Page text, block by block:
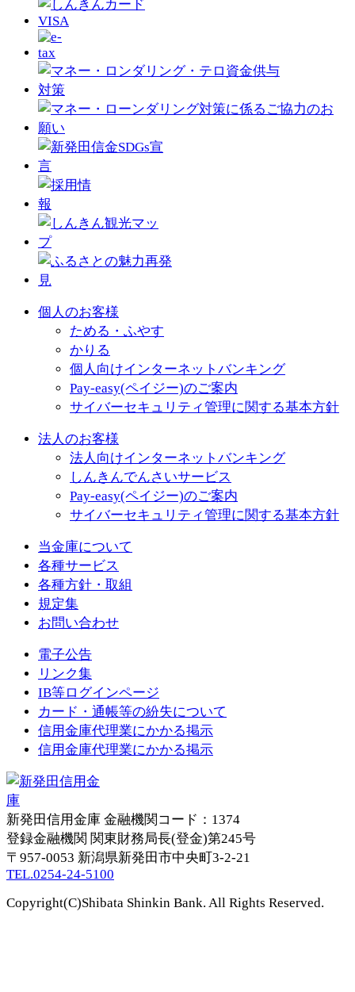
個人のお客様
ためる・ふやす
かりる
個人向けインターネットバンキング
Pay-easy(ペイジー)のご案内
サイバーセキュリティ管理に関する基本方針
法人のお客様
法人向けインターネットバンキング
しんきんでんさいサービス
Pay-easy(ペイジー)のご案内
サイバーセキュリティ管理に関する基本方針
当金庫について
各種サービス
各種方針・取組
規定集
お問い合わせ
電子公告
リンク集
IB等ログインページ
カード・通帳等の紛失について
信用金庫代理業にかかる掲示
信用金庫代理業にかかる掲示
新発田信用金庫 金融機関コード：1374
登録金融機関 関東財務局長(登金)第245号
〒957-0053 新潟県新発田市中央町3-2-21
TEL.0254-24-5100
Copyright(C)Shibata Shinkin Bank. All Rights Reserved.